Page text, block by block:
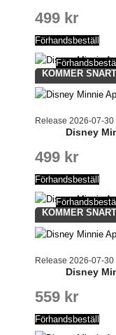
499 kr
Förhandsbeställ
KOMMER SNART
Release 2026-07-30
Förhandsbeställ
Disney
499 kr
Förhandsbeställ
KOMMER SNART
Release 2026-07-30
Förhandsbeställ
Disney
559 kr
Förhandsbeställ